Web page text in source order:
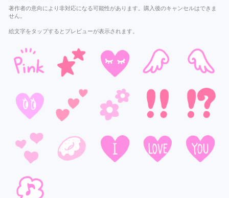
著作者の意向により非対応になる可能性があります。購入後のキャンセルはできま
せん。
絵文字をタップするとプレビューが表示されます。